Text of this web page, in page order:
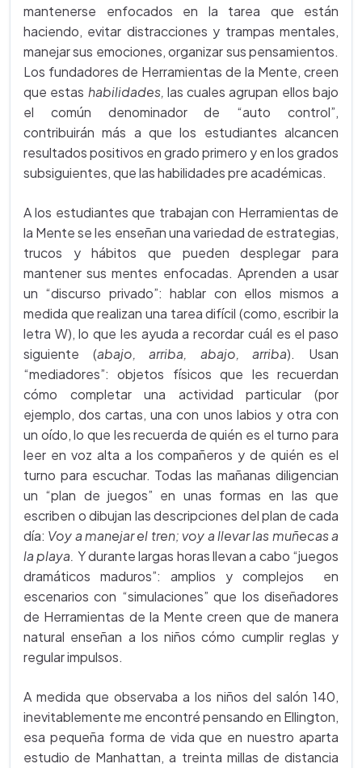
mantenerse enfocados en la tarea que están
haciendo, evitar distracciones y trampas mentales,
manejar sus emociones, organizar sus pensamientos.
Los fundadores de Herramientas de la Mente, creen
que estas habilidades, las cuales agrupan ellos bajo
el común denominador de “auto control”,
contribuirán más a que los estudiantes alcancen
resultados positivos en grado primero y en los grados
subsiguientes, que las habilidades pre académicas.
A los estudiantes que trabajan con Herramientas de
la Mente se les enseñan una variedad de estrategias,
trucos y hábitos que pueden desplegar para
mantener sus mentes enfocadas. Aprenden a usar
un “discurso privado”: hablar con ellos mismos a
medida que realizan una tarea difícil (como, escribir la
letra W), lo que les ayuda a recordar cuál es el paso
siguiente (abajo, arriba, abajo, arriba). Usan
“mediadores”: objetos físicos que les recuerdan
cómo completar una actividad particular (por
ejemplo, dos cartas, una con unos labios y otra con
un oído, lo que les recuerda de quién es el turno para
leer en voz alta a los compañeros y de quién es el
turno para escuchar. Todas las mañanas diligencian
un “plan de juegos” en unas formas en las que
escriben o dibujan las descripciones del plan de cada
día: Voy a manejar el tren; voy a llevar las muñecas a
la playa. Y durante largas horas llevan a cabo “juegos
dramáticos maduros”: amplios y complejos en
escenarios con “simulaciones” que los diseñadores
de Herramientas de la Mente creen que de manera
natural enseñan a los niños cómo cumplir reglas y
regular impulsos.
A medida que observaba a los niños del salón 140,
inevitablemente me encontré pensando en Ellington,
esa pequeña forma de vida que en nuestro aparta
estudio de Manhattan, a treinta millas de distancia